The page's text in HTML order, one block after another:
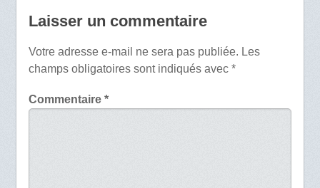
Laisser un commentaire
Votre adresse e-mail ne sera pas publiée. Les
champs obligatoires sont indiqués avec *
Commentaire *